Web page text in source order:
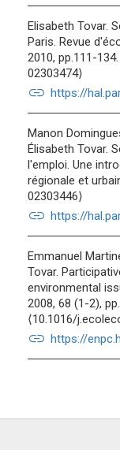
Elisabeth Tovar.
Paris. Revue
2010, pp.111-
02303474⟩
link https://
Manon
Élisabeth Tovar.
l'emploi. Une
régionale et
02303446⟩
link https://
Emmanuel
Tovar.
environmental
2008, 68 (1-2),
⟨10.1016/
link https://